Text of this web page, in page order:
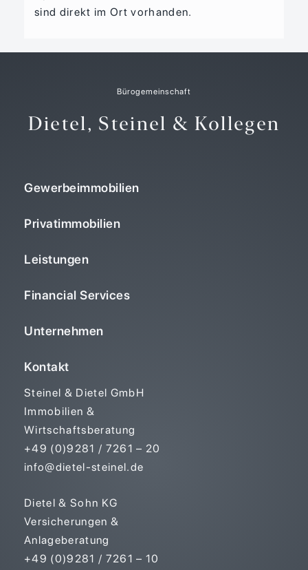
sind direkt im Ort vorhanden.
Bürogemeinschaft
Dietel, Steinel & Kollegen
Gewerbeimmobilien
Privatimmobilien
Leistungen
Financial Services
Unternehmen
Kontakt
Steinel & Dietel GmbH
Immobilien &
Wirtschaftsberatung
+49 (0)9281 / 7261 – 20
info@dietel-steinel.de
Dietel & Sohn KG
Versicherungen &
Anlageberatung
+49 (0)9281 / 7261 – 10